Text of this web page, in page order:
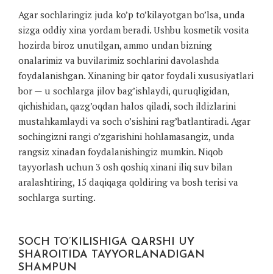
Agar sochlaringiz juda ko’p to’kilayotgan bo’lsa, unda
sizga oddiy xina yordam beradi. Ushbu kosmetik vosita
hozirda biroz unutilgan, ammo undan bizning
onalarimiz va buvilarimiz sochlarini davolashda
foydalanishgan. Xinaning bir qator foydali xususiyatlari
bor — u sochlarga jilov bag’ishlaydi, quruqligidan,
qichishidan, qazg’oqdan halos qiladi, soch ildizlarini
mustahkamlaydi va soch o’sishini rag’batlantiradi. Agar
sochingizni rangi o’zgarishini hohlamasangiz, unda
rangsiz xinadan foydalanishingiz mumkin. Niqob
tayyorlash uchun 3 osh qoshiq xinani iliq suv bilan
aralashtiring, 15 daqiqaga qoldiring va bosh terisi va
sochlarga surting.
SOCH TO’KILISHIGA QARSHI UY
SHAROITIDA TAYYORLANADIGAN
SHAMPUN